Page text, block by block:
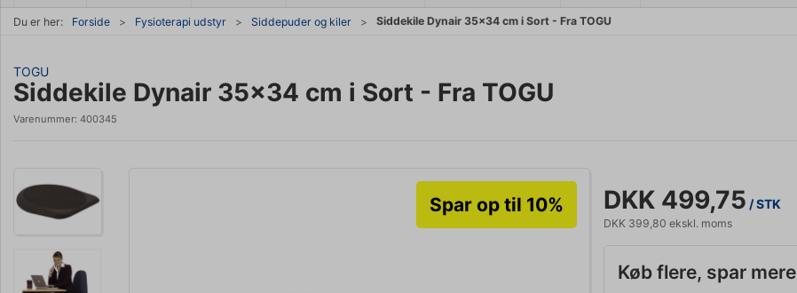
Du er her: Forside Fysioterapi udstyr Siddepuder og kiler Siddekile Dynair 35x34 cm i Sort - Fra TOGU
TOGU
Siddekile Dynair 35x34 cm i Sort - Fra TOGU
Varenummer: 400345
Spar op til 10% DKK 499,75 / STK
DKK 399,80 ekskl. moms
Køb flere, spar mere